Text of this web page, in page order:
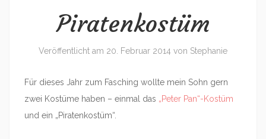
Piratenkostüm
Veröffentlicht am 20. Februar 2014 von Stephanie
Für dieses Jahr zum Fasching wollte mein Sohn gern
zwei Kostüme haben – einmal das „Peter Pan“-Kostüm
und ein „Piratenkostüm“.